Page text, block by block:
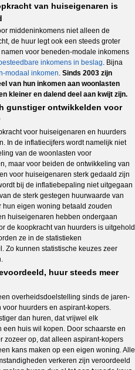
van huiseigenaren is
middeninkomens niet alleen de
de huur legt ook een steeds groter
voor beneden-modale inkomens
inkomens in beslag . Bijna
modaal inkomen Sinds 2003 zijn
van hun inkomen aan woonlasten
kleiner en dalend deel aan kwijt zijn.
gunstiger ontwikkelden voor
voor huiseigenaren en huurders
In de inflatiecijfers wordt namelijk niet
van de woonlasten voor
maar voor beiden de ontwikkeling van
voor huiseigenaren sterk gedaald zijn
bij de inflatiebepaling niet uitgegaan
de sterk gestegen huurwaarde van
eigen woning betaald zouden
huiseigenaren hebben ondergaan
de koopkracht van huurders is uitgehold
ze in de statistieken
Zo kunnen statistische keuzes zeer
huur steeds meer
overheidsdoelstelling sinds de jaren-
huurders en aspirant-kopers.
dan huren, dat vrijwel elk
huis wil kopen. Door schaarste en
zozeer op, dat alleen aspirant-kopers
kans maken op een eigen woning. Alle
verkeren zijn veroordeeld